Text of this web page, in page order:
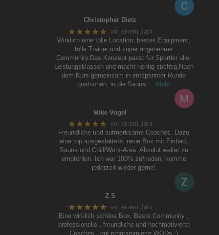
Christopher Dietz
★★★★★ vor einem Jahr
Wirklich eine tolle Location; bestes Equipment,
tolle Trainer und super angenehme
Community.Das Konzept passt für Sportler aller
Leistungsklassen und macht richtig süchtig.Nach
dem Kurs gemeinsam in entspannter Runde
quatschen, in die Sauna
… Mehr
Mike Vogel
★★★★★ vor einem Jahr
Freundliche und aufmerksame Coaches. Dazu
eine top ausgestattete, neue Box mit Eisbad,
Sauna und Chill/Work-Area. Absolut weiter zu
empfehlen. Ich war 100% zufrieden, komme
jederzeit wieder gerne!
Z S
★★★★★ vor einem Jahr
Eine wirklich schöne Box. Beste Community ,
professionelle , freundliche und hochmotivierte
Coaches , gut programmierte WODs :)